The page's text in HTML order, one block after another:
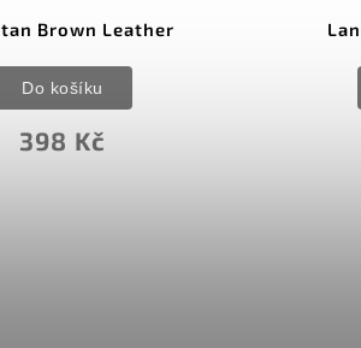
Brown Leather
398 Kč
Do košíku